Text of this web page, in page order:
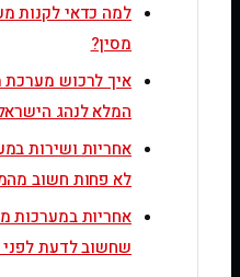
למה כדאי לקנות
מסין?
איך לרכוש מערכת
המלא לנהג
אחריות ושירות
לא פחות חשוב
אחריות במערכות
שחשוב לדעת לפני